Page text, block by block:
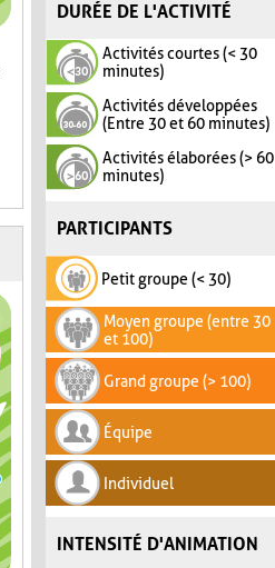
DURÉE DE L'ACTIVITÉ
Activités courtes (< 30
minutes)
Activités développées
(Entre 30 et 60 minutes)
Activités élaborées (> 60
minutes)
PARTICIPANTS
Petit groupe (< 30)
Moyen groupe (entre 30
et 100)
Grand groupe (> 100)
Équipe
Individuel
INTENSITÉ D'ANIMATION